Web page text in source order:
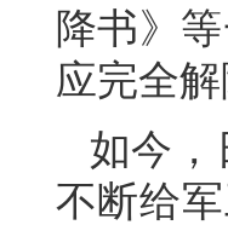
降书》
应完全
如今
不断给